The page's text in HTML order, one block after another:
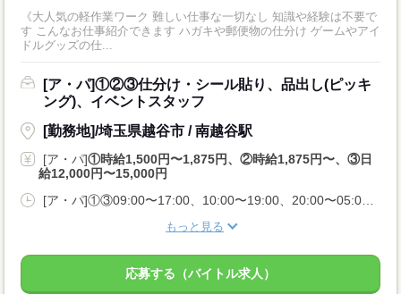
《大人気の軽作業ワーク 難しい仕事な一切なし 知識や経験は不要で
す こんなお仕事紹介できます ハガキや郵便物の仕分け ゲームやアイ
ドルグッズの仕...
[ア・パ]①②③仕分け・シール貼り、品出し(ピッキ
ング)、イベントスタッフ
[勤務地]/埼玉県越谷市 / 南越谷駅
[ア・パ]①時給1,500円〜1,875円、②時給1,875円〜、③日
給12,000円〜15,000円
もっと見る
応募する（バイトル求人）